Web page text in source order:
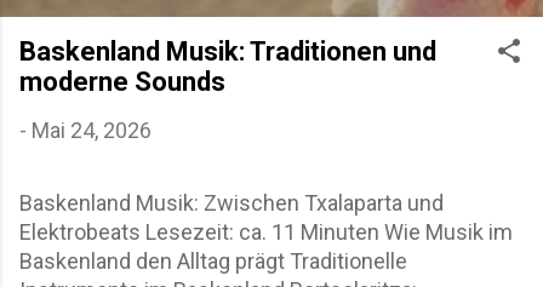
IMPRESSUM, DISCLAIMER,
DATENSCHUTZ
Baskenland Musik: Traditionen und
moderne Sounds
- Mai 24, 2026
Baskenland Musik: Zwischen Txalaparta und
Elektrobeats Lesezeit: ca. 11 Minuten Wie Musik im
Baskenland den Alltag prägt Traditionelle